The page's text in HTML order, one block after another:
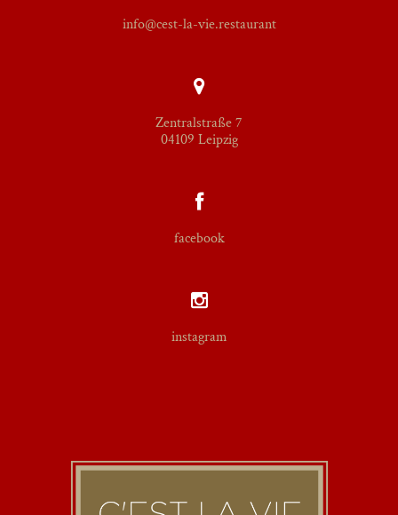
info@cest-la-vie.restaurant
Zentralstraße 7
04109 Leipzig
facebook
instagram